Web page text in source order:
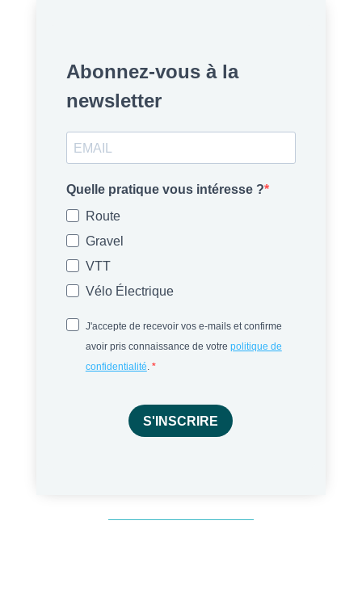
Abonnez-vous à la
newsletter
Quelle pratique vous intéresse ?
Route
Gravel
VTT
Vélo Électrique
J'accepte de recevoir vos e-mails et confirme
avoir pris connaissance de votre politique de
confidentialité.
S'INSCRIRE